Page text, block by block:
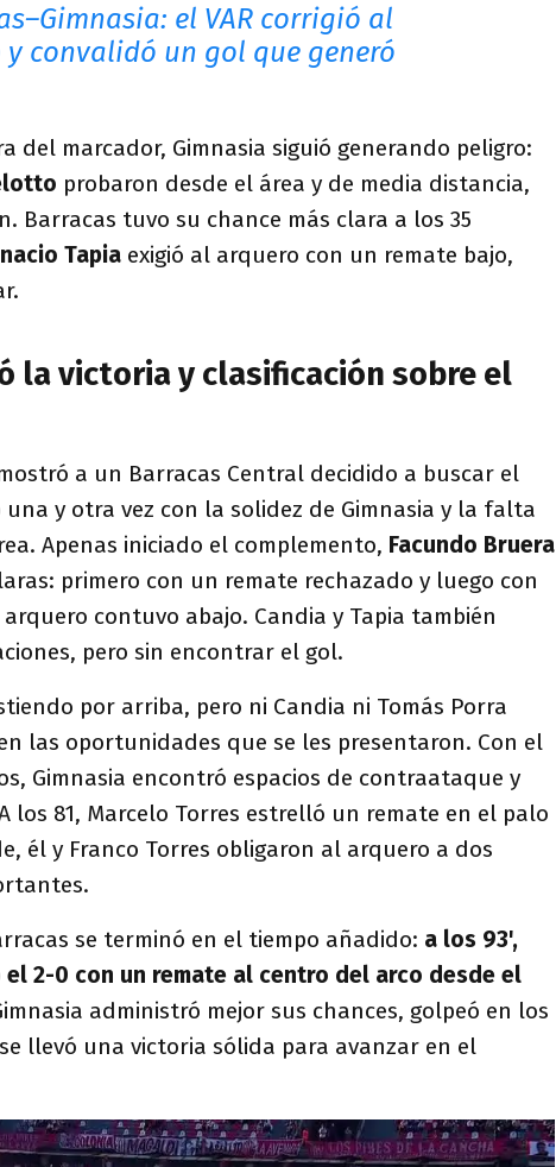
el VAR corrigió al
convalidó un gol que generó
del marcador, Gimnasia siguió generando peligro:
probaron desde el área y de media distancia,
Barracas tuvo su chance más clara a los 35
Tapia exigió al arquero con un remate bajo,
la victoria y clasificación sobre el
a un Barracas Central decidido a buscar el
una y otra vez con la solidez de Gimnasia y la falta
Apenas iniciado el complemento, Facundo Bruera
primero con un remate rechazado y luego con
contuvo abajo. Candia y Tapia también
pero sin encontrar el gol.
por arriba, pero ni Candia ni Tomás Porra
las oportunidades que se les presentaron. Con el
Gimnasia encontró espacios de contraataque y
los 81, Marcelo Torres estrelló un remate en el palo
él y Franco Torres obligaron al arquero a dos
se terminó en el tiempo añadido: a los 93',
el 2-0 con un remate al centro del arco desde el
administró mejor sus chances, golpeó en los
llevó una victoria sólida para avanzar en el